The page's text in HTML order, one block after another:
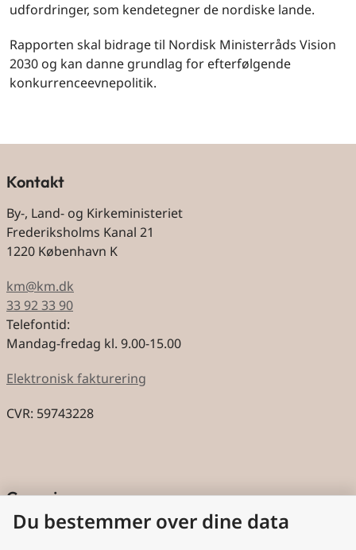
udfordringer, som kendetegner de nordiske lande.
Rapporten skal bidrage til Nordisk Ministerråds Vision
2030 og kan danne grundlag for efterfølgende
konkurrenceevnepolitik.
Kontakt
By-, Land- og Kirkeministeriet
Frederiksholms Kanal 21
1220 København K
km@km.dk
33 92 33 90
Telefontid:
Mandag-fredag kl. 9.00-15.00
Elektronisk fakturering
CVR: 59743228
Genveje
Cookies
Du bestemmer over dine data